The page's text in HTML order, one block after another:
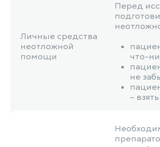
Личные средства
неотложной
помощи
Перед
что-
не
–